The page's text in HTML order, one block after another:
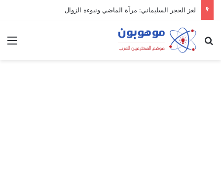
لغز الحجر السليماني: مرآة الماضي ونبوءة الزوال
بحث عن